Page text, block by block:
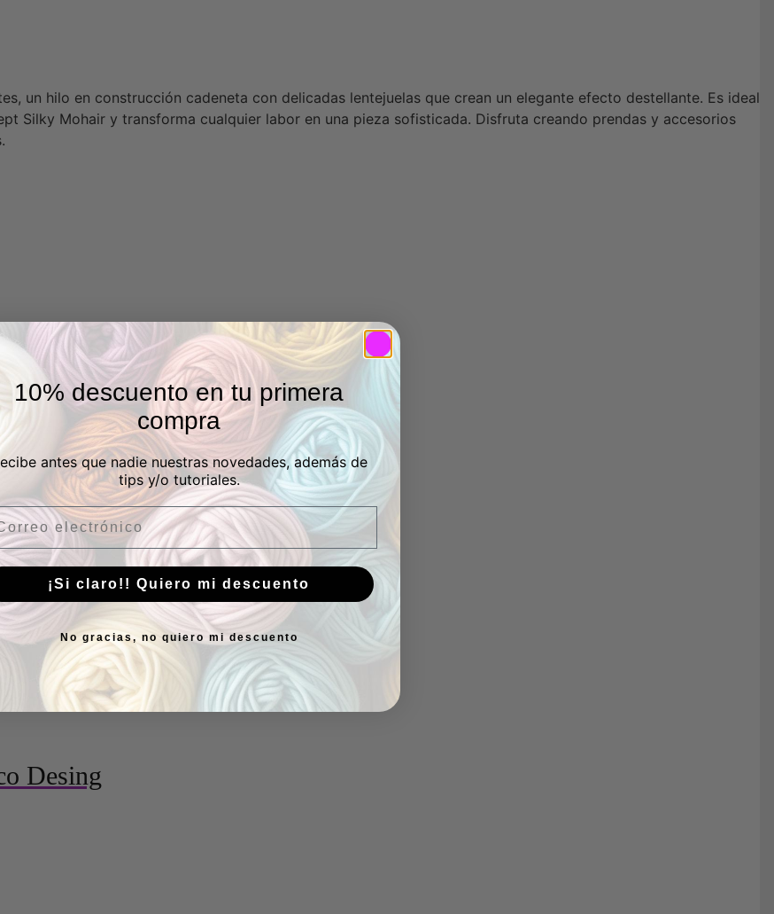
un hilo en construcción cadeneta con delicadas lentejuelas que crean un elegante efecto destellante. Es ideal
Silky Mohair y transforma cualquier labor en una pieza sofisticada. Disfruta creando prendas y accesorios
Desing
10% descuento en tu primera
compra
antes que nadie nuestras novedades, además de
tips y/o tutoriales.
¡Si claro!! Quiero mi descuento
No gracias, no quiero mi descuento